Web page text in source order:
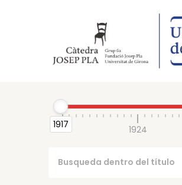
1917
1917 1924